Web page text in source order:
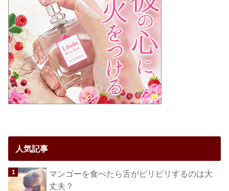
人気記事
マンゴーを食べたら舌がピリピリするのは大
丈夫？